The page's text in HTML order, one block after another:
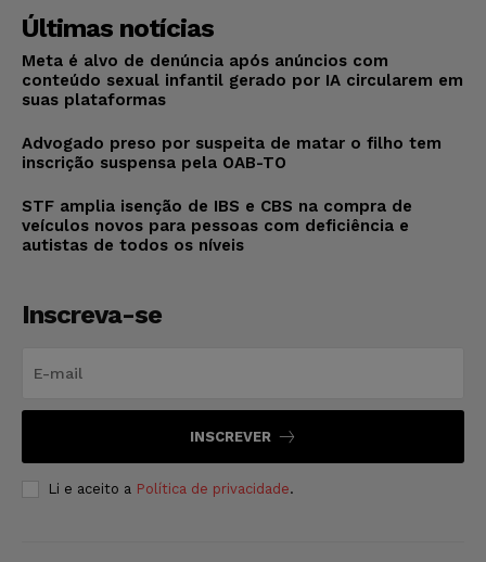
Últimas notícias
Meta é alvo de denúncia após anúncios com
conteúdo sexual infantil gerado por IA circularem em
suas plataformas
Advogado preso por suspeita de matar o filho tem
inscrição suspensa pela OAB-TO
STF amplia isenção de IBS e CBS na compra de
veículos novos para pessoas com deficiência e
autistas de todos os níveis
Inscreva-se
INSCREVER
Li e aceito a Política de privacidade.